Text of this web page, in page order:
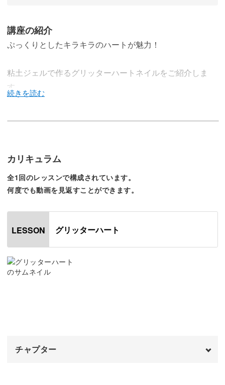
講座の紹介
ぷっくりとしたキラキラのハートが魅力！
粘土ジェルで作るグリッターハートネイルをご紹介しま
す。
ラキラとの相乗効果は抜群♪
光の反射で立体感も際立つ、可愛さ満点のアートを作って
今回使うのは自由に形が作れる粘土ジェル。
カリキュラム
全1回のレッスンで構成されています。
何度でも動画を見返すことができます。
LESSON グリッターハート
チャプター